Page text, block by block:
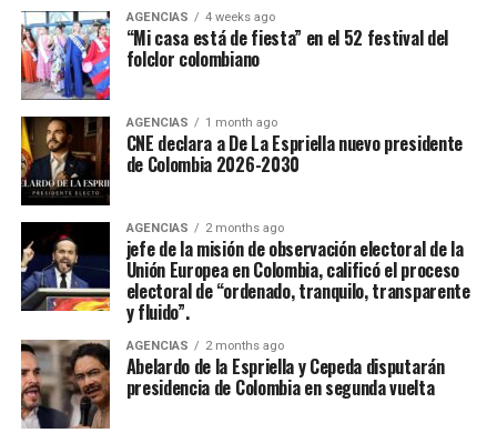
AGENCIAS 4 weeks ago
“Mi casa está de fiesta” en el 52 festival del
folclor colombiano
AGENCIAS 1 month ago
CNE declara a De La Espriella nuevo presidente
de Colombia 2026-2030
AGENCIAS 2 months ago
jefe de la misión de observación electoral de la
Unión Europea en Colombia, calificó el proceso
electoral de “ordenado, tranquilo, transparente
y fluido”.
AGENCIAS 2 months ago
Abelardo de la Espriella y Cepeda disputarán
presidencia de Colombia en segunda vuelta